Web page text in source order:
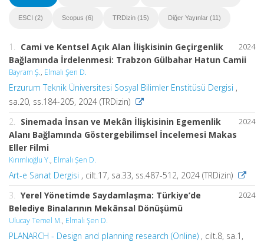
ESCI (2) Scopus (6) TRDizin (15) Diğer Yayınlar (11)
2024
1. Cami ve Kentsel Açık Alan İlişkisinin Geçirgenlik
Bağlamında İrdelenmesi: Trabzon Gülbahar Hatun Camii
Bayram Ş., Elmalı Şen D.
Erzurum Teknik Üniversitesi Sosyal Bilimler Enstitüsü Dergisi ,
sa.20, ss.184-205, 2024 (TRDizin)
2024
2. Sinemada İnsan ve Mekân İlişkisinin Egemenlik
Alanı Bağlamında Göstergebilimsel İncelemesi Makas
Eller Filmi
Kırımlıoğlu Y., Elmalı Şen D.
Art-e Sanat Dergisi , cilt.17, sa.33, ss.487-512, 2024 (TRDizin)
2024
3. Yerel Yönetimde Saydamlaşma: Türkiye’de
Belediye Binalarının Mekânsal Dönüşümü
Ulucay Temel M., Elmalı Şen D.
PLANARCH - Design and planning research (Online) , cilt.8, sa.1,